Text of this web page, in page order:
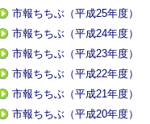
市報ちちぶ（平成25年度）
市報ちちぶ（平成24年度）
市報ちちぶ（平成23年度）
市報ちちぶ（平成22年度）
市報ちちぶ（平成21年度）
市報ちちぶ（平成20年度）